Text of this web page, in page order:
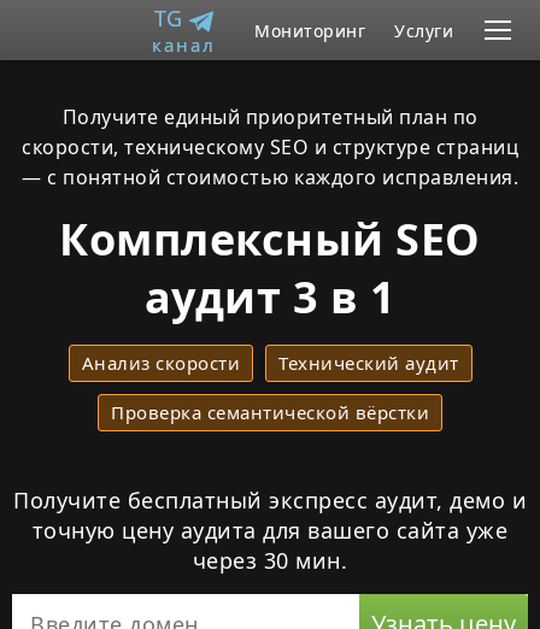
Получите единый приоритетный план по
скорости, техническому SEO и структуре страниц
— с понятной стоимостью каждого исправления.
Комплексный SEO
аудит 3 в 1
Анализ скорости Технический аудит
Проверка семантической вёрстки
Получите бесплатный экспресс аудит, демо и
точную цену аудита для вашего сайта уже
через 30 мин.
TG
канал
Мониторинг Услуги
RU EN